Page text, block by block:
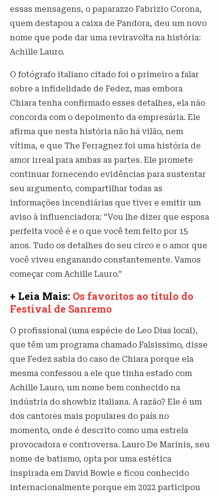
essas mensagens, o paparazzo Fabrizio Corona,
quem destapou a caixa de Pandora, deu um novo
nome que pode dar uma reviravolta na história:
Achille Lauro.
O fotógrafo italiano citado foi o primeiro a falar
sobre a infidelidade de Fedez, mas embora
Chiara tenha confirmado esses detalhes, ela não
concorda com o depoimento da empresária. Ele
afirma que nesta história não há vilão, nem
vítima, e que The Ferragnez foi uma história de
amor irreal para ambas as partes. Ele promete
continuar fornecendo evidências para sustentar
seu argumento, compartilhar todas as
informações incendiárias que tiver e emitir um
aviso à influenciadora: “Vou lhe dizer que esposa
perfeita você é e o que você tem feito por 15
anos. Tudo os detalhes do seu circo e o amor que
você viveu enganando constantemente. Vamos
começar com Achille Lauro.”
+ Leia Mais: Os favoritos ao título do
Festival de Sanremo
O profissional (uma espécie de Leo Dias local),
que têm um programa chamado Falsissimo, disse
que Fedez sabia do caso de Chiara porque ela
mesma confessou a ele que tinha estado com
Achille Lauro, um nome bem conhecido na
indústria do showbiz italiana. A razão? Ele é um
dos cantores mais populares do país no
momento, onde é descrito como uma estrela
provocadora e controversa. Lauro De Marinis, seu
nome de batismo, opta por uma estética
inspirada em David Bowie e ficou conhecido
internacionalmente porque em 2022 participou